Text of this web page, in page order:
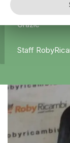
Grazie
Staff